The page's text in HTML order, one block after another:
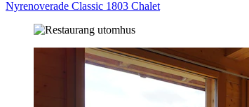
Nyrenoverade Classic 1803 Chalet